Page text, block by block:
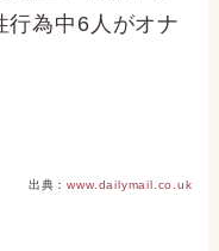
行為中6人がオナ
出典：www.dailymail.co.uk